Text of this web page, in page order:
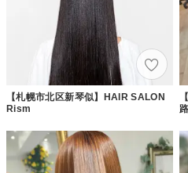
【札幌市北区新琴似】HAIR SALON
Rism